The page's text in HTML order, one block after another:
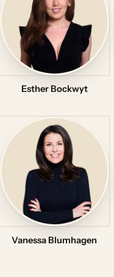
Esther Bockwyt
Vanessa Blumhagen